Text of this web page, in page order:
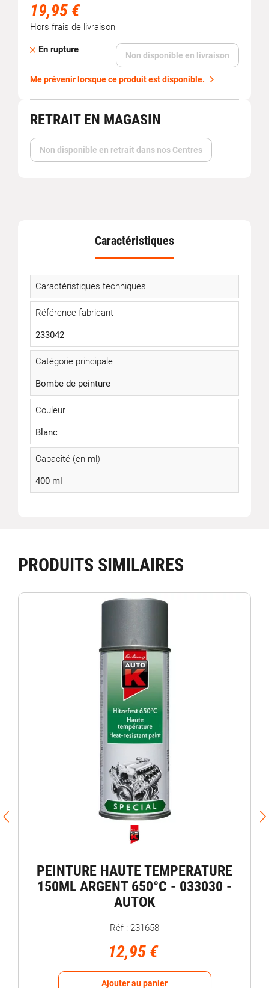
19,95 €
Hors frais de livraison
En rupture
Non disponible en livraison
Me prévenir lorsque ce produit est disponible.
RETRAIT EN MAGASIN
Non disponible en retrait dans nos Centres
Caractéristiques
Caractéristiques techniques
Référence fabricant
233042
Catégorie principale
Bombe de peinture
Couleur
Blanc
Capacité (en ml)
400 ml
PRODUITS SIMILAIRES
PEINTURE HAUTE TEMPERATURE
150ML ARGENT 650°C - 033030 -
AUTOK
Réf : 231658
12,95 €
Ajouter au panier